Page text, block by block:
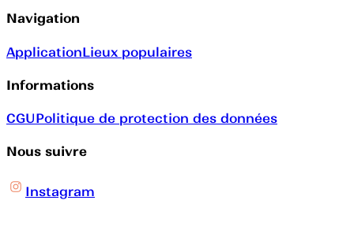
Navigation
ApplicationLieux populaires
Informations
CGUPolitique de protection des données
Nous suivre
Instagram